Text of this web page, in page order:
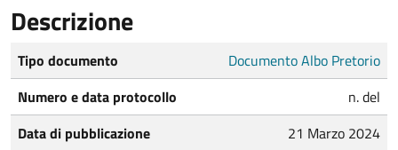
Descrizione
Tipo documento
Documento Albo Pretorio
Numero e data protocollo
n. del
Data di pubblicazione
21 Marzo 2024